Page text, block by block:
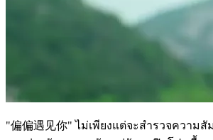
"偏偏遇见你" ไม่เพียงแต่จะสำรวจความ